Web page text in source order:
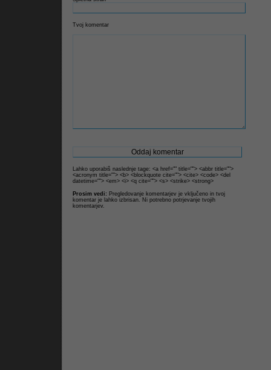
Tvoj komentar
Lahko uporabiš naslednje tage: <a href="" title=""> <abbr title="">
<acronym title=""> <b> <blockquote cite=""> <cite> <code> <del
datetime=""> <em> <i> <q cite=""> <s> <strike> <strong>
Prosim vedi: Pregledovanje komentarjev je vključeno in tvoj
komentar je lahko izbrisan. Ni potrebno potrjevanje tvojih
komentarjev.